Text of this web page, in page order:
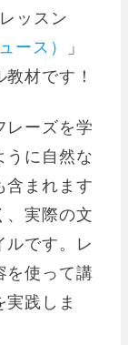
ッスン
ース）
」
材です！
レーズを学
うに自然な
含まれます
、実際の文
ルです。レ
を使って講
践しま